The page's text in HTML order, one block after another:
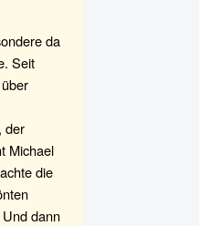
da
Seit
der
Michael
die
dann